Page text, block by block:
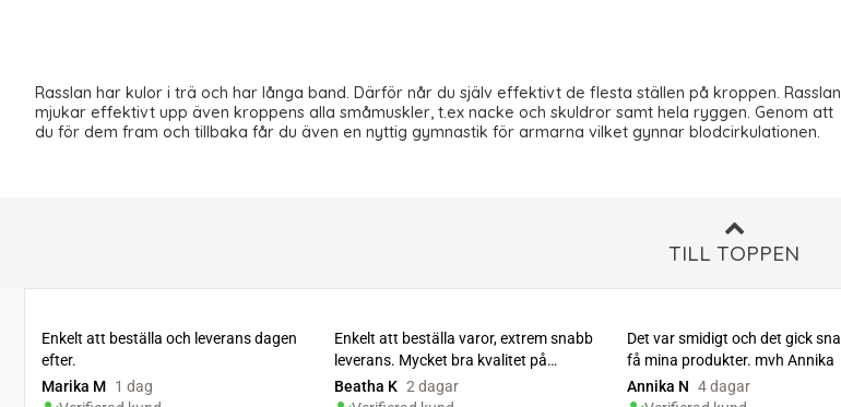
Rasslan har kulor i trä och har långa band. Därför når du själv effektivt de flesta ställen på kroppen. Rasslan
mjukar effektivt upp även kroppens alla småmuskler, t.ex nacke och skuldror samt hela ryggen. Genom att
du för dem fram och tillbaka får du även en nyttig gymnastik för armarna vilket gynnar blodcirkulationen.
TILL TOPPEN